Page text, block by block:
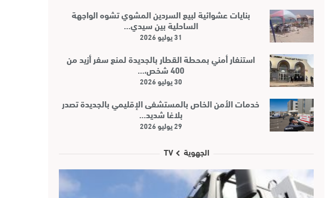
بنايات عشوائية لبيع السردين المشوي تشوه الواجهة
الساحلية بين سيدي…
31 يوليو 2026
استنفار أمني بمحطة القطار بالجديدة لمنع سفر أزيد من
400 شخص،…
30 يوليو 2026
خدمات الأمن الخاص بالمستشفى الإقليمي بالجديدة تصدر
بلاغا شديد…
29 يوليو 2026
الجهوية TV